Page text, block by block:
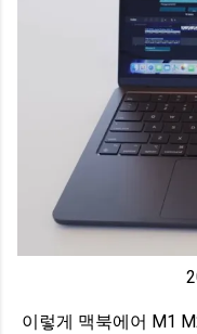
이렇게 맥북에어 M1